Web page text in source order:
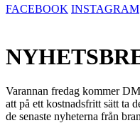
FACEBOOK INSTAGRAM
Varannan fredag kommer
att på ett kostnadsfritt sätt ta
de senaste nyheterna från